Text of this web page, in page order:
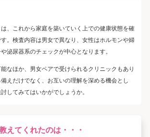
、これから家庭を築いていく上での健康状態を確
。検査内容は男女で異なり、女性はホルモンや婦
泌尿器系のチェックが中心となります。
なほか、男女ペアで受けられるクリニックもあり
えだけでなく、お互いの理解を深める機会とし
してみてはいかがでしょうか。
えてくれたのは・・・